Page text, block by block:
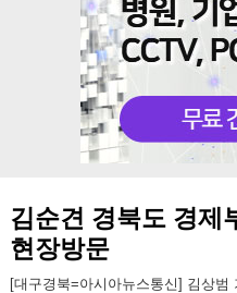
김순견 경북도 경제
현장방문
[대구경북=아시아뉴스통신] 김상범